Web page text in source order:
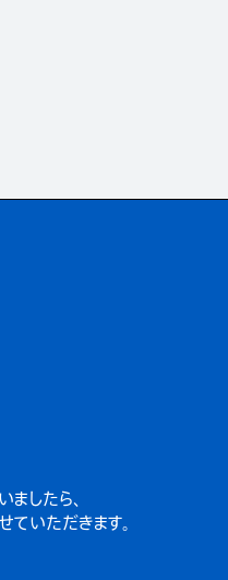
したら、
いただきます。